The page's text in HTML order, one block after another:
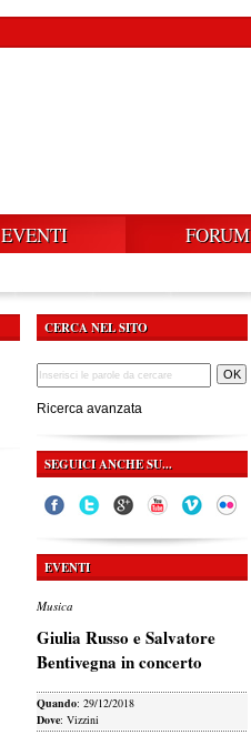
EVENTI FORUM
CERCA NEL SITO
Ricerca avanzata
SEGUICI ANCHE SU...
EVENTI
Musica
Giulia Russo e Salvatore
Bentivegna in concerto
Quando: 29/12/2018
Dove: Vizzini